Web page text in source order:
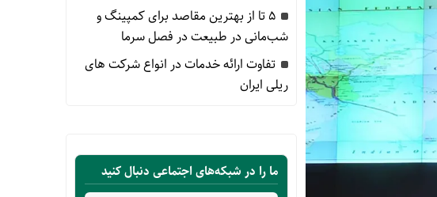
۵ تا از بهترین مقاصد برای کمپینگ و
شب‌مانی در طبیعت در فصل سرما
تفاوت ارائه خدمات در انواع شرکت های
ریلی ایران
ما را در شبکه‌های اجتماعی دنبال کنید